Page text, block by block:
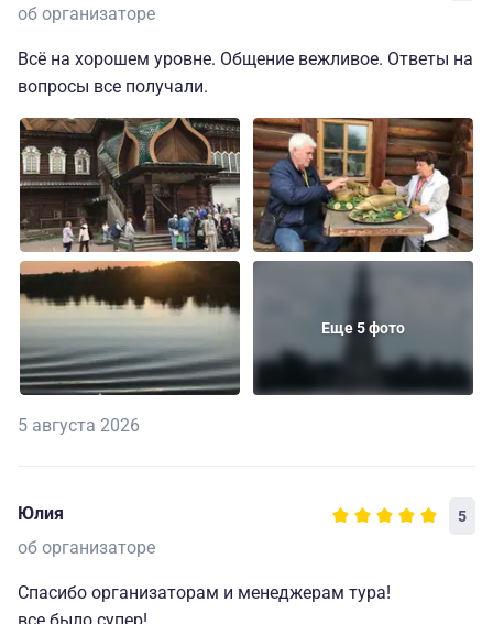
об организаторе
Всё на хорошем уровне. Общение вежливое. Ответы на
вопросы все получали.
Еще 5 фото
5 августа 2026
Юлия 5
об организаторе
Спасибо организаторам и менеджерам тура!